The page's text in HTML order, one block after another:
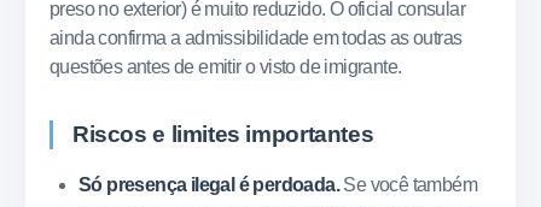
preso no exterior) é muito reduzido. O oficial consular
ainda confirma a admissibilidade em todas as outras
questões antes de emitir o visto de imigrante.
Riscos e limites importantes
Só presença ilegal é perdoada.Se você também